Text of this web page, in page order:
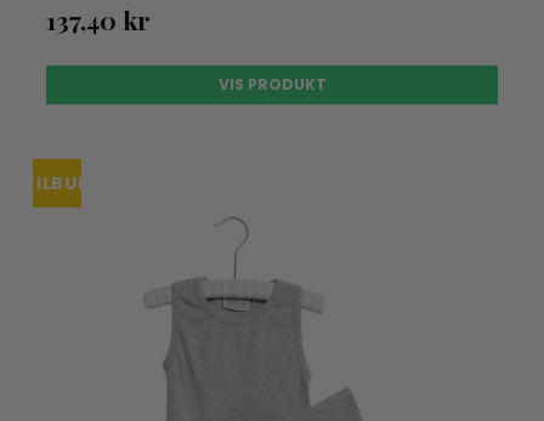
137,40 kr
VIS PRODUKT
TILBUDUDSOLGT